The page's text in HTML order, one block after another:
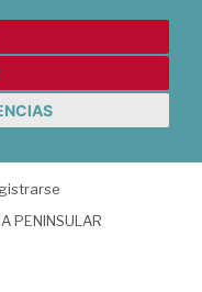
PENINSULAR